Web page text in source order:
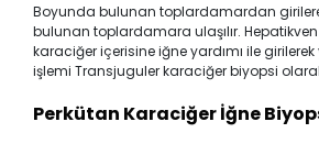
Boyunda bulunan toplardamardan
bulunan toplardamara ulaşılır.
karaciğer içerisine iğne yardımı ile
işlemi Transjuguler karaciğer biyopsi
Perkütan Karaciğer İğne